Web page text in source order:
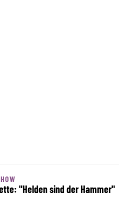
"Helden sind der Hammer"